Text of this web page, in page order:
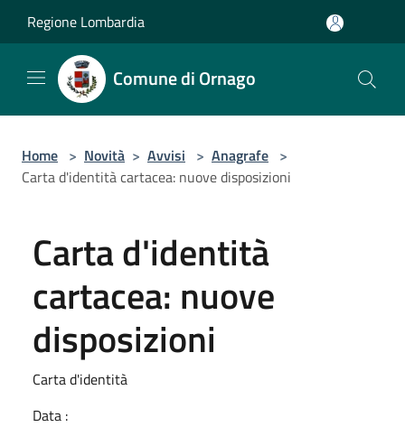
Regione Lombardia
Comune di Ornago
Home > Novità > Avvisi > Anagrafe >
Carta d'identità cartacea: nuove disposizioni
Carta d'identità
cartacea: nuove
disposizioni
Carta d'identità
Data :